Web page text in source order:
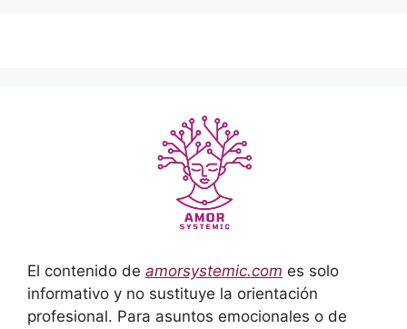
El contenido de amorsystemic.com es solo
informativo y no sustituye la orientación
profesional. Para asuntos emocionales o de